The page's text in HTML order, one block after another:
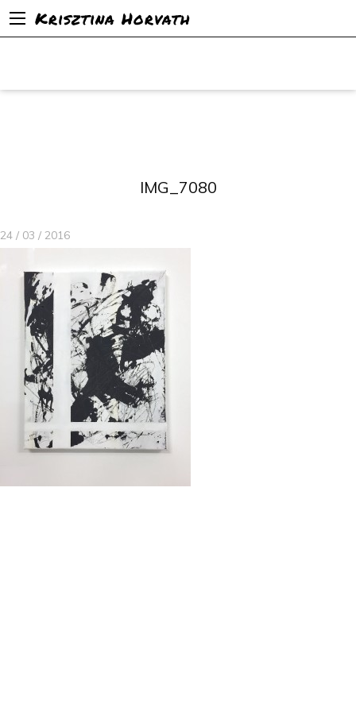
Krisztina Horvath
IMG_7080
24 / 03 / 2016